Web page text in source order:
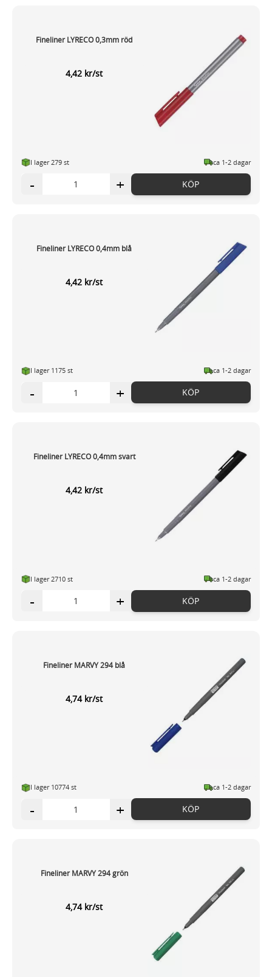
Fineliner LYRECO 0,3mm röd
4,42 kr/st
I lager 279 st ca 1-2 dagar
- + KÖP
Fineliner LYRECO 0,4mm blå
4,42 kr/st
I lager 1175 st ca 1-2 dagar
- + KÖP
Fineliner LYRECO 0,4mm svart
4,42 kr/st
I lager 2710 st ca 1-2 dagar
- + KÖP
Fineliner MARVY 294 blå
4,74 kr/st
I lager 10774 st ca 1-2 dagar
- + KÖP
Fineliner MARVY 294 grön
4,74 kr/st